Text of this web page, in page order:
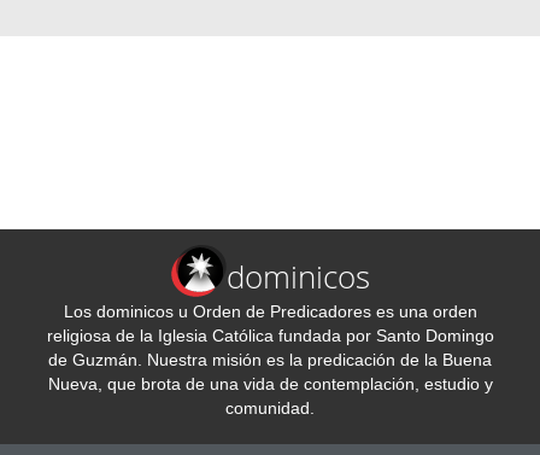
dominicos
Los dominicos u Orden de Predicadores es una orden
religiosa de la Iglesia Católica fundada por Santo Domingo
de Guzmán. Nuestra misión es la predicación de la Buena
Nueva, que brota de una vida de contemplación, estudio y
comunidad.